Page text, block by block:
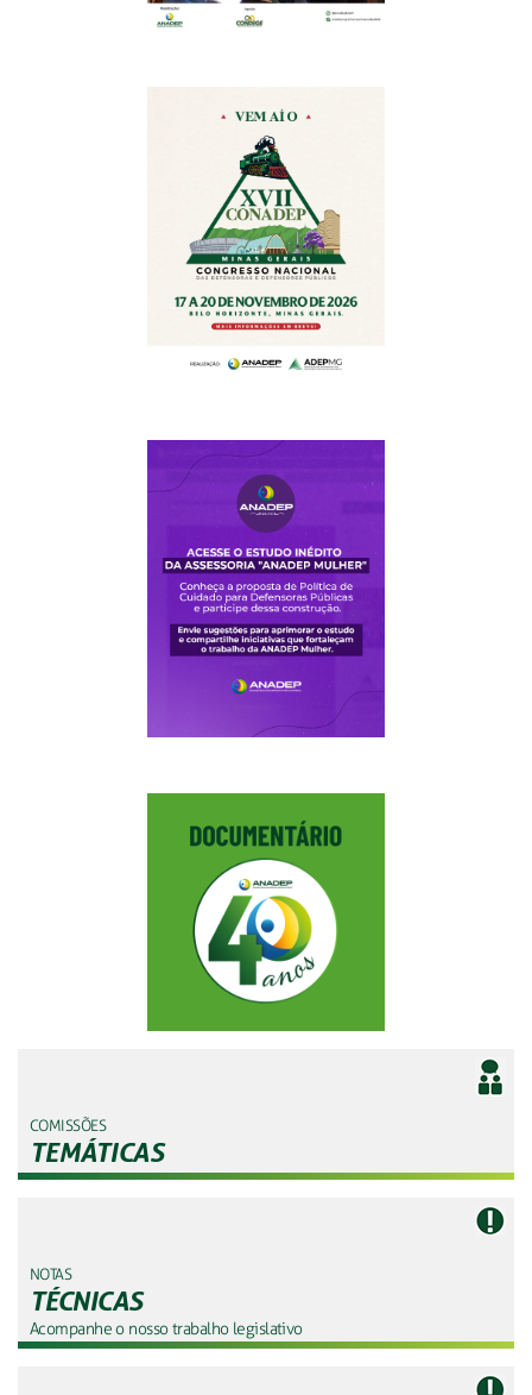
COMISSÕES
TEMÁTICAS
NOTAS
TÉCNICAS
Acompanhe o nosso trabalho legislativo